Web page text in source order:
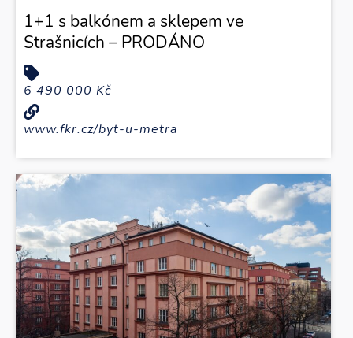
1+1 s balkónem a sklepem ve
Strašnicích – PRODÁNO
6 490 000 Kč
www.fkr.cz/byt-u-metra